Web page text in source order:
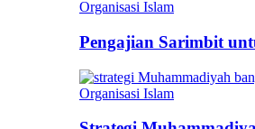
Organisasi Islam
Pengajian Sarimbit
Organisasi Islam